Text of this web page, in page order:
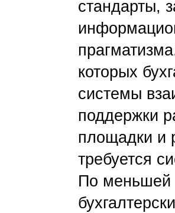
стандарты,
которых
системы
поддержки
площадки и
требуется
По меньшей